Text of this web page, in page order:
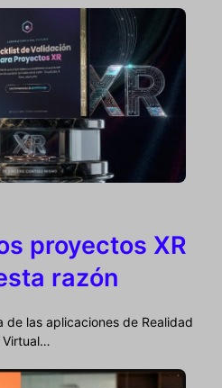
proyectos XR
razón
de las aplicaciones de Realidad
Virtual…